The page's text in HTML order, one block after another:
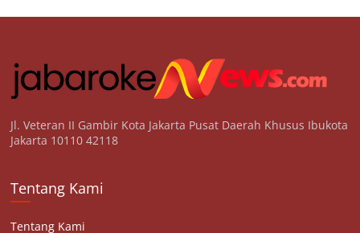
Jl. Veteran II Gambir Kota Jakarta Pusat Daerah Khusus Ibukota
Jakarta 10110 42118
Tentang Kami
Tentang Kami